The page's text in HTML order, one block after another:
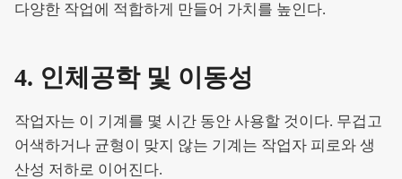
다양한 작업에 적합하게 만들어 가치를 높인다.
4. 인체공학 및 이동성
작업자는 이 기계를 몇 시간 동안 사용할 것이다. 무겁고
어색하거나 균형이 맞지 않는 기계는 작업자 피로와 생
산성 저하로 이어진다.